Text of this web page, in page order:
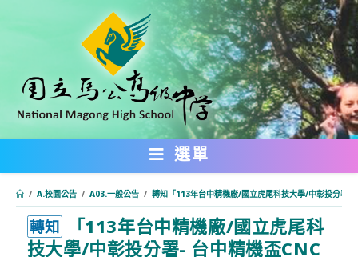
內
選單
/ A.校園公告 / A03.一般公告 / 轉知「113年台中精機廠/國立虎尾科技大學/中彰投分署-
轉知
「113年台中精機廠/國立虎尾科
技大學/中彰投分署- 台中精機盃CNC